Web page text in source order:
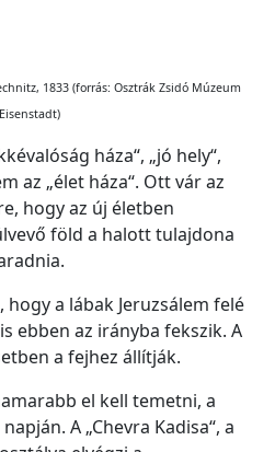
1833 (forrás: Osztrák Zsidó Múzeum
Eisenstadt)
háza“, „jó hely“,
az „élet háza“. Ott vár az
hogy az új életben
föld a halott tulajdona
a lábak Jeruzsálem felé
ebben az irányba fekszik. A
a fejhez állítják.
el kell temetni, a
A „Chevra Kadisa“, a